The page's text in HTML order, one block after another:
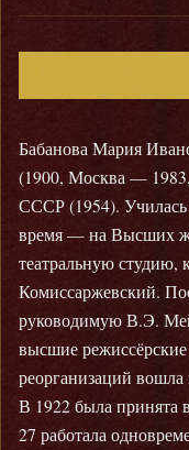
Бабанова Мария
(1900, Москва — 1983,
СССР (1954). Училась
время — на Высших
театральную
Комиссаржевский.
руководимую В.Э.
высшие режиссёрские
реорганизаций вошла
В 1922 была принята
27 работала